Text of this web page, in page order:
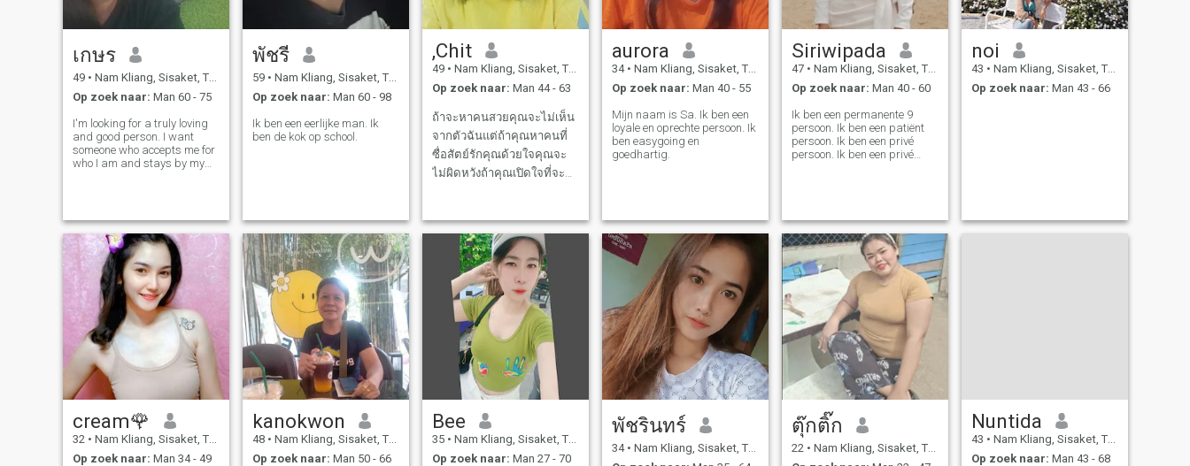
เกษร
49 • Nam Kliang, Sisaket, Thailand
Op zoek naar: Man 60 - 75
I'm looking for a truly loving
and good person. I want
someone who accepts me for
who I am and stays by my
พัชรี
59 • Nam Kliang, Sisaket, Thailand
Op zoek naar: Man 60 - 98
Ik ben een eerlijke man. Ik
ben de kok op school.
,Chit
49 • Nam Kliang, Sisaket, Thailand
Op zoek naar: Man 44 - 63
ถ้าจะหาคนสวยคุณจะไม่เห็น
จากตัวฉันแต่ถ้าคุณหาคนที่
ซื่อสัตย์รักคุณด้วยใจคุณจะ
ไม่ผิดหวังถ้าคุณเปิดใจที่จะ
aurora
34 • Nam Kliang, Sisaket, Thailand
Op zoek naar: Man 40 - 55
Mijn naam is Sa. Ik ben een
loyale en oprechte persoon. Ik
ben easygoing en
goedhartig.
Siriwipada
47 • Nam Kliang, Sisaket, Thailand
Op zoek naar: Man 40 - 60
Ik ben een permanente 9
persoon. Ik ben een patiënt
persoon. Ik ben een privé
persoon. Ik ben een privé
noi
43 • Nam Kliang, Sisaket, Thailand
Op zoek naar: Man 43 - 66
cream🌹
32 • Nam Kliang, Sisaket, Thailand
Op zoek naar: Man 34 - 49
kanokwon
48 • Nam Kliang, Sisaket, Thailand
Op zoek naar: Man 50 - 66
Bee
35 • Nam Kliang, Sisaket, Thailand
Op zoek naar: Man 27 - 70
พัชรินทร์
34 • Nam Kliang, Sisaket, Thailand
ตุ๊กติ๊ก
22 • Nam Kliang, Sisaket, Thailand
Nuntida
43 • Nam Kliang, Sisaket, Thailand
Op zoek naar: Man 43 - 68